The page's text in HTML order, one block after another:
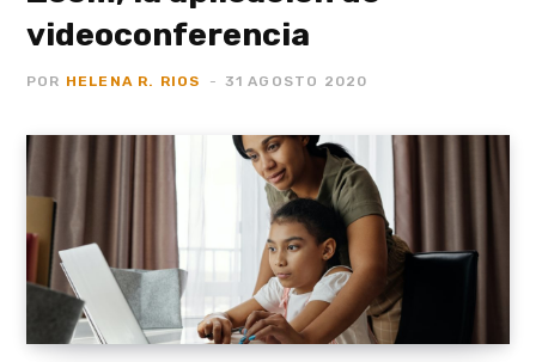
videoconferencia
POR HELENA R. RIOS 31 AGOSTO 2020